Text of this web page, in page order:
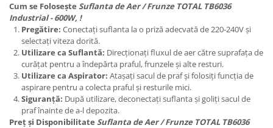
Cum se Folosește Suflanta de Aer / Frunze TOTAL TB6036
Industrial - 600W, !
Pregătire: Conectați suflanta la o priză adecvată de 220-240V și
selectați viteza dorită.
Utilizare ca Suflantă: Direcționați fluxul de aer către suprafața de
curățat pentru a îndepărta praful, frunzele și alte resturi.
Utilizare ca Aspirator: Atașați sacul de praf și folosiți funcția de
aspirare pentru a colecta praful și resturile mici.
Siguranță: După utilizare, deconectați suflanta și goliți sacul de
praf înainte de a-l depozita.
Preț și Disponibilitate Suflanta de Aer / Frunze TOTAL TB6036